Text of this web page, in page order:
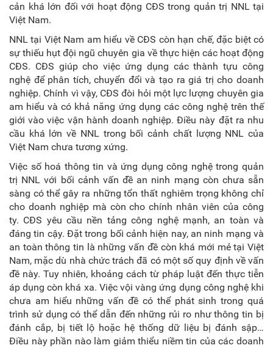
cản khá lớn đối với hoạt động CĐS trong quản trị NNL tại
Việt Nam.
NNL tại Việt Nam am hiểu về CĐS còn hạn chế, đặc biệt có
sự thiếu hụt đội ngũ chuyên gia về thực hiện các hoạt động
CĐS. CĐS giúp cho việc ứng dụng các thành tựu công
nghệ để phân tích, chuyển đổi và tạo ra giá trị cho doanh
nghiệp. Chính vì vậy, CĐS đòi hỏi một lực lượng chuyên gia
am hiểu và có khả năng ứng dụng các công nghệ trên thế
giới vào việc vận hành doanh nghiệp. Điều này đặt ra nhu
cầu khá lớn về NNL trong bối cảnh chất lượng NNL của
Việt Nam chưa tương xứng.
Việc số hoá thông tin và ứng dụng công nghệ trong quản
trị NNL với bối cảnh vấn đề an ninh mạng còn chưa sẵn
sàng có thể gây ra những tổn thất nghiêm trọng không chỉ
cho doanh nghiệp mà còn cho chính nhân viên của công
ty. CĐS yêu cầu nền tảng công nghệ mạnh, an toàn và
đáng tin cậy. Đặt trong bối cảnh hiện nay, an ninh mạng và
an toàn thông tin là những vấn đề còn khá mới mẻ tại Việt
Nam, mặc dù nhà chức trách đã có một số quy định về vấn
đề này. Tuy nhiên, khoảng cách từ pháp luật đến thực tiễn
áp dụng còn khá xa. Việc vội vàng ứng dụng công nghệ khi
chưa am hiểu những vấn đề có thể phát sinh trong quá
trình sử dụng có thể dẫn đến những rủi ro như thông tin bị
đánh cắp, bị tiết lộ hoặc hệ thống dữ liệu bị đánh sập…
Điều này phần nào làm giảm thiểu niềm tin của các doanh